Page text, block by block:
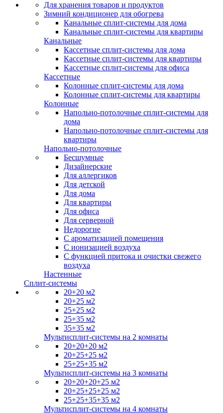
Для хранения товаров и продуктов
Зимний кондиционер для обогрева
Канальные сплит-системы для дома
Канальные сплит-системы для квартиры
Канальные
Кассетные сплит-системы для дома
Кассетные сплит-системы для квартиры
Кассетные сплит-системы для офиса
Кассетные
Колонные сплит-системы для дома
Колонные сплит-системы для квартиры
Колонные
Напольно-потолочные сплит-системы для
дома
Напольно-потолочные сплит-системы для
квартиры
Напольно-потолочные
Бесшумные
Дизайнерские
Для аллергиков
Для детской
Для дома
Для квартиры
Для офиса
Для серверной
Недорогие
С ароматизацией помещения
С ионизацией воздуха
С функцией притока и очистки свежего
воздуха
Настенные
Сплит-системы
20+20 м2
20+25 м2
25+25 м2
25+35 м2
35+35 м2
Мультисплит-системы на 2 комнаты
20+20+20 м2
20+25+25 м2
25+25+35 м2
Мультисплит-системы на 3 комнаты
20+20+20+25 м2
20+25+25+25 м2
25+25+35+35 м2
Мультисплит-системы на 4 комнаты